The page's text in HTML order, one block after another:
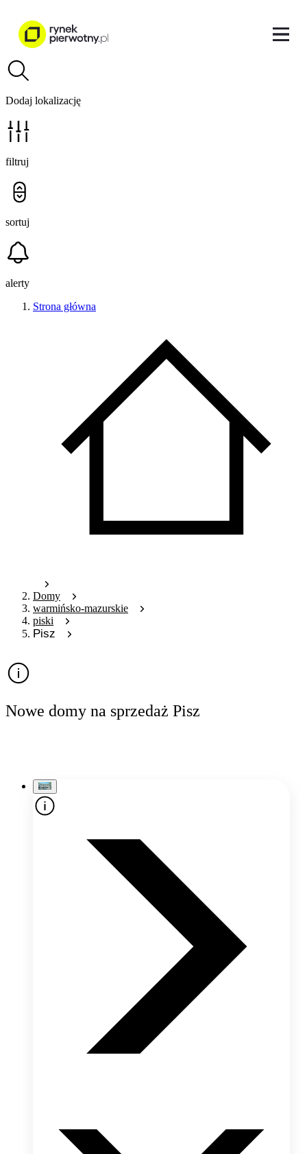
Dodaj lokalizację
filtruj
sortuj
alerty
Strona główna
Domy
warmińsko-mazurskie
piski
Pisz
Nowe domy na sprzedaż Pisz